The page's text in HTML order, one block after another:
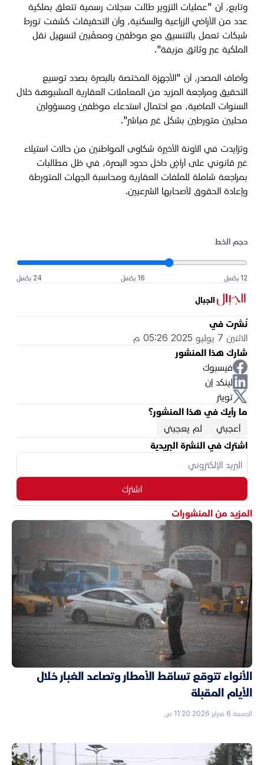
وتابع، أن "عمليات التزوير طالت سجلات رسمية تتعلق بملكية
عدد من الأراضي الزراعية والسكنية، وأن التحقيقات كشفت تورط
شبكات تعمل بالتنسيق مع موظفين ومعقّبين لتسهيل نقل
الملكية عبر وثائق مزيفة".
وأضاف المصدر، أن "الأجهزة المختصة بالبصرة بصدد توسيع
التحقيق ومراجعة المزيد من المعاملات العقارية المشبوهة خلال
السنوات الماضية، مع احتمال استدعاء موظفين ومسؤولين
محليين متورطين بشكل غير مباشر".
وتزايدت في الآونة الأخيرة شكاوى المواطنين من حالات استيلاء
غير قانوني على أراضٍ داخل حدود البصرة، في ظل مطالبات
بمراجعة شاملة للملفات العقارية ومحاسبة الجهات المتورطة
وإعادة الحقوق لأصحابها الشرعيين.
حجم الخط
12 بكسل 16 بكسل 24 بكسل
الجبال
نُشرت في
الاثنين 7 يوليو 2025 05:26 م
شارك هذا المنشور
فيسبوك
لينكد إن
تويتر
ما رأيك في هذا المنشور؟
أعجبني
لم يعجبني
اشترك في النشرة البريدية
اشترك
المزيد من المنشورات
الأنواء تتوقع تساقط الأمطار وتصاعد الغبار خلال
الأيام المقبلة
الجمعة 6 فبراير 2026 11:20 ص